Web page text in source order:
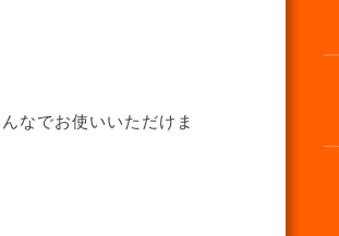
なでお使いいただけま